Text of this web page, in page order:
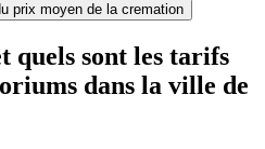
prix moyen de la cremation
quels sont les tarifs
dans la ville de